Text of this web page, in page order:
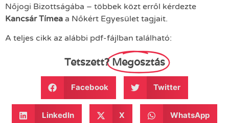
Nőjogi Bizottságába – többek közt erről kérdezte
Kancsár Tímea a Nőkért Egyesület tagjait.
A teljes cikk az alábbi pdf-fájlban található:
Tetszett?Megosztás
Facebook Twitter
LinkedIn X WhatsApp